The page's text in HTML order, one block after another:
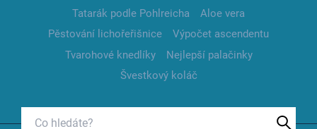
Tatarák podle Pohlreicha
Aloe vera
Pěstování lichořeřišnice
Výpočet ascendentu
Tvarohové knedlíky
Nejlepší palačinky
Švestkový koláč